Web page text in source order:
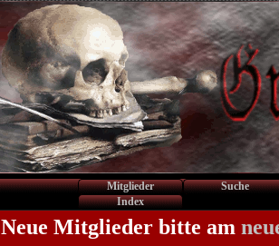
Mitglieder
Suche
Index
Neue Mitglieder bitte am